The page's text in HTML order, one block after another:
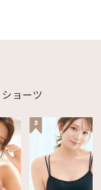
ショーツ
3